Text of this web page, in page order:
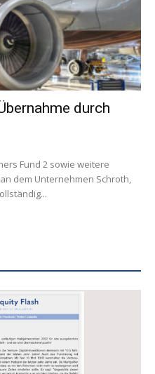
durch
Fund 2 sowie weitere
dem Unternehmen Schroth,